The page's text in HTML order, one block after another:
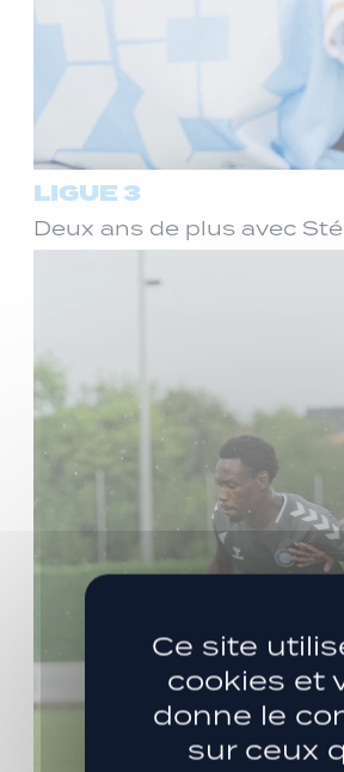
LIGUE 3
Deux ans de plus avec
Ce site
cookies et
donne le
sur ceux